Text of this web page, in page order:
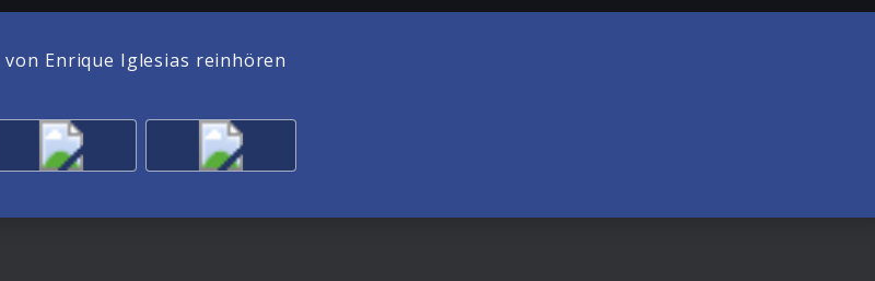
von Enrique Iglesias reinhören